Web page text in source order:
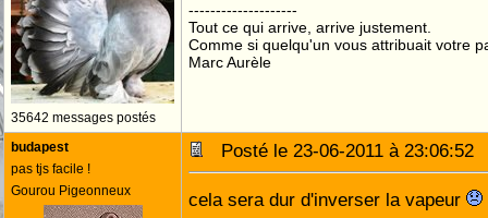
35642 messages postés
--------------------
Tout ce qui arrive, arrive justement.
Comme si quelqu'un vous attribuait votre
Marc Aurèle
budapest
pas tjs facile !
Gourou Pigeonneux
Posté le 23-06-2011 à
cela sera dur d'inverser la vapeur